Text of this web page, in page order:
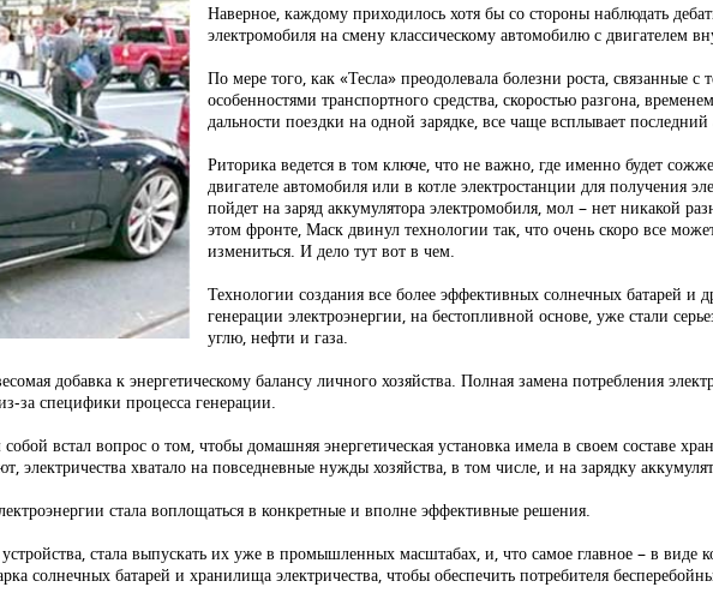
Наверное, каждому приходилось хотя бы со стороны наблюдать
электромобиля на смену классическому автомобилю с двигателем
По мере того, как «Тесла» преодолевала болезни роста, связанные с
особенностями транспортного средства, скоростью разгона,
дальности поездки на одной зарядке, все чаще всплывает
Риторика ведется в том ключе, что не важно, где именно будет
двигателе автомобиля или в котле электростанции для получения
пойдет на заряд аккумулятора электромобиля, мол – нет никакой
этом фронте, Маск двинул технологии так, что очень скоро все
измениться. И дело тут вот в чем.
Технологии создания все более эффективных солнечных батарей и
генерации электроэнергии, на бестопливной основе, уже стали
углю, нефти и газа.
добавка к энергетическому балансу личного хозяйства. Полная замена потребления
за специфики процесса генерации.
встал вопрос о том, чтобы домашняя энергетическая установка имела в своем составе
электричества хватало на повседневные нужды хозяйства, в том числе, и на зарядку
стала воплощаться в конкретные и вполне эффективные решения.
стала выпускать их уже в промышленных масштабах, и, что самое главное – в виде
солнечных батарей и хранилища электричества, чтобы обеспечить потребителя